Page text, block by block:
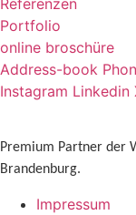
Portfolio
online broschüre
Address-book
Instagram Linkedin
Premium Partner der
Brandenburg.
Impressum